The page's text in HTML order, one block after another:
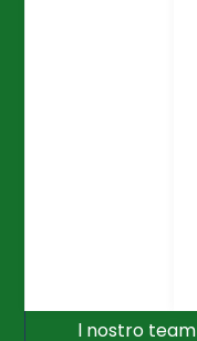
l nostro team